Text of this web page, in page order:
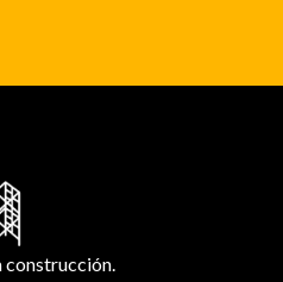
construcción.